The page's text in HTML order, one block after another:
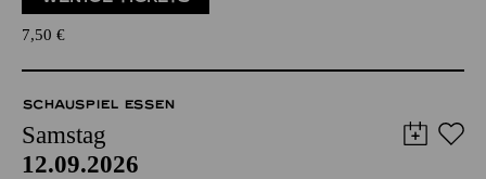
7,50 €
SCHAUSPIEL ESSEN
Samstag
12.09.2026